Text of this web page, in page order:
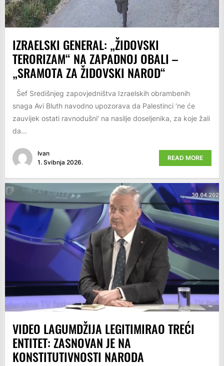
IZRAELSKI GENERAL: „ŽIDOVSKI
TERORIZAM“ NA ZAPADNOJ OBALI –
„SRAMOTA ZA ŽIDOVSKI NAROD“
Šef Središnjeg zapovjedništva Izraelskih obrambenih
snaga Avi Bluth navodno upozorava da Palestinci ‘ne će
zauvijek ostati ravnodušni’ na nasilje doseljenika, za koje žali
da...
Ivan
1. Svibnja 2026.
READ MORE
VIDEO LAGUMDŽIJA LEGITIMIRAO TREĆI
ENTITET: ZASNOVAN JE NA
KONSTITUTIVNOSTI NARODA